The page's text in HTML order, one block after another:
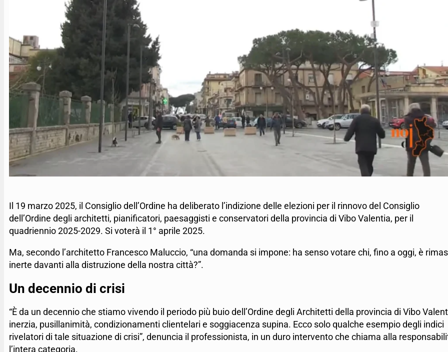
Il 19 marzo 2025, il Consiglio dell’Ordine ha deliberato l’indizione delle elezioni per il rinnovo del Consiglio
dell’Ordine degli architetti, pianificatori, paesaggisti e conservatori della provincia di Vibo Valentia, per il
quadriennio 2025-2029. Si voterà il 1° aprile 2025.
Ma, secondo l’architetto Francesco Maluccio, “una domanda si impone: ha senso votare chi, fino a oggi, è
inerte davanti alla distruzione della nostra città?”.
Un decennio di crisi
“È da un decennio che stiamo vivendo il periodo più buio dell’Ordine degli Architetti della provincia di Vibo
inerzia, pusillanimità, condizionamenti clientelari e soggiacenza supina. Ecco solo qualche esempio degli indici
rivelatori di tale situazione di crisi”, denuncia il professionista, in un duro intervento che chiama alla
l’intera categoria.